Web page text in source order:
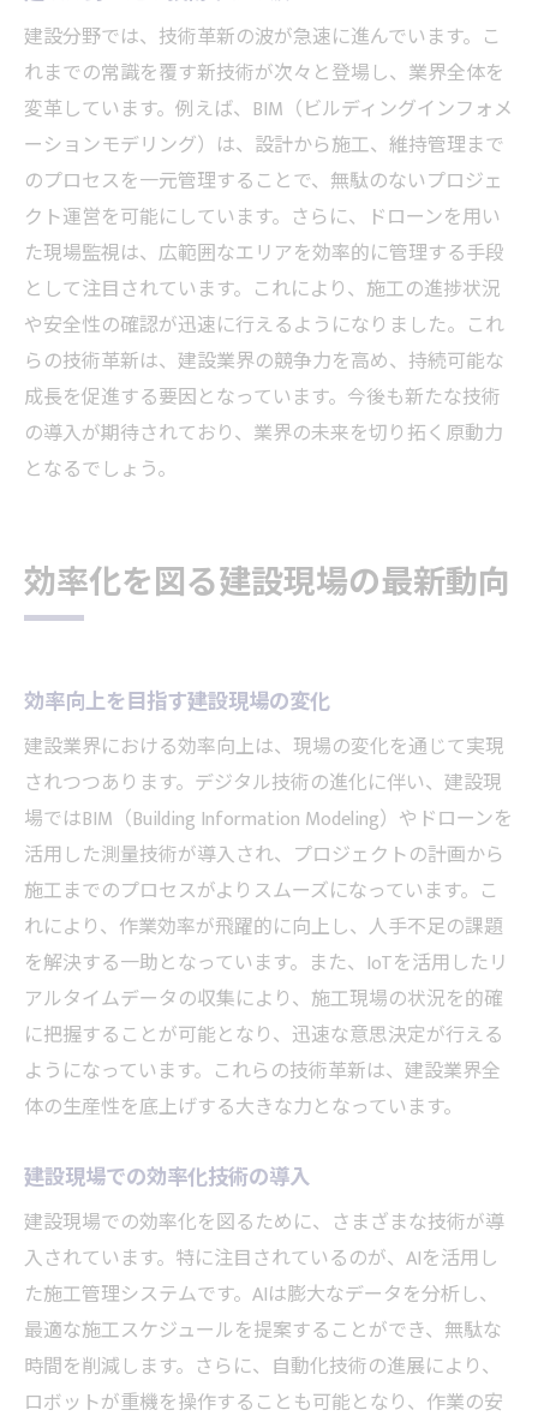
建設分野では、技術革新の波が急速に進んでいます。こ
れまでの常識を覆す新技術が次々と登場し、業界全体を
変革しています。例えば、BIM（ビルディングインフォメ
ーションモデリング）は、設計から施工、維持管理まで
のプロセスを一元管理することで、無駄のないプロジェ
クト運営を可能にしています。さらに、ドローンを用い
た現場監視は、広範囲なエリアを効率的に管理する手段
として注目されています。これにより、施工の進捗状況
や安全性の確認が迅速に行えるようになりました。これ
らの技術革新は、建設業界の競争力を高め、持続可能な
成長を促進する要因となっています。今後も新たな技術
の導入が期待されており、業界の未来を切り拓く原動力
となるでしょう。
効率化を図る建設現場の最新動向
効率向上を目指す建設現場の変化
建設業界における効率向上は、現場の変化を通じて実現
されつつあります。デジタル技術の進化に伴い、建設現
場ではBIM（Building Information Modeling）やドローンを
活用した測量技術が導入され、プロジェクトの計画から
施工までのプロセスがよりスムーズになっています。こ
れにより、作業効率が飛躍的に向上し、人手不足の課題
を解決する一助となっています。また、IoTを活用したリ
アルタイムデータの収集により、施工現場の状況を的確
に把握することが可能となり、迅速な意思決定が行える
ようになっています。これらの技術革新は、建設業界全
体の生産性を底上げする大きな力となっています。
建設現場での効率化技術の導入
建設現場での効率化を図るために、さまざまな技術が導
入されています。特に注目されているのが、AIを活用し
た施工管理システムです。AIは膨大なデータを分析し、
最適な施工スケジュールを提案することができ、無駄な
時間を削減します。さらに、自動化技術の進展により、
ロボットが重機を操作することも可能となり、作業の安